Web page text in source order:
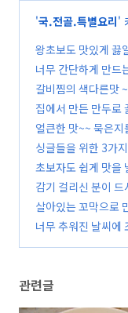
'국.전골.특별요리'
왕초보도 맛있게 끓
(11)
너무 간단하게 만드
리야채볶음*^^*
(7)
갈비찜의 색다른맛
집에서 만든 만두
얼큰한 맛~~ 묵은
싱글들을 위한 3가
초보자도 쉽게 맛을
개~
(3)
감기 걸리신 분이 드
침 (0)
살아있는 꼬막으로
다... (2)
너무 추워진 날씨에
관련글